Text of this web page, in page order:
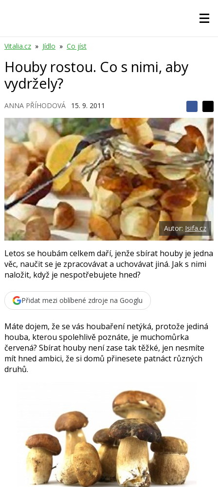
Vitalia.cz » Jídlo » Co jíst
Houby rostou. Co s nimi, aby
vydržely?
ANNA PŘÍHODOVÁ 15. 9. 2011
S
d
í
l
e
t
S
í
l
e
j
t
e
n
a
F
a
c
e
b
o
o
k
d
í
l
e
j
t
e
n
a
s
í
t
i
X
Autor: Isifa.cz
Letos se houbám celkem daří, jenže sbírat houby je jedna
věc, naučit se je zpracovávat a uchovávat jiná. Jak s nimi
naložit, když je nespotřebujete hned?
Přidat mezi oblíbené zdroje na Googlu
Máte dojem, že se vás houbaření netýká, protože jediná
houba, kterou spolehlivě poznáte, je muchomůrka
červená? Sbírat houby není zase tak těžké, jen nesmíte
mít hned ambici, že si domů přinesete patnáct různých
druhů.